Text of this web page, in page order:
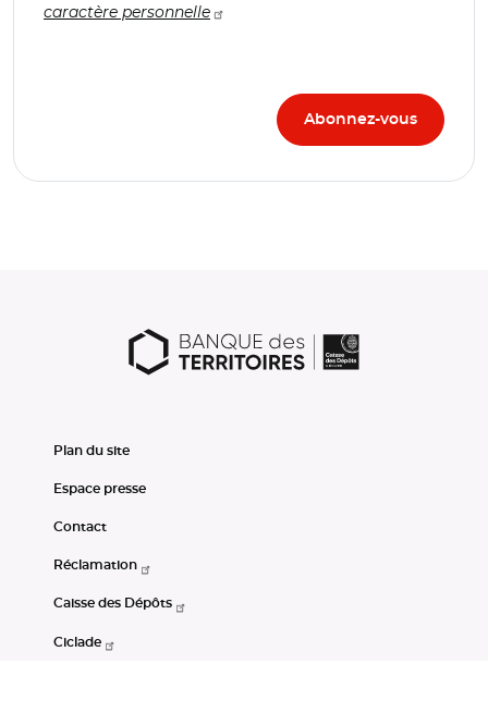
caractère personnelle
Plan du site
Espace presse
Contact
Réclamation
Caisse des Dépôts
Ciclade